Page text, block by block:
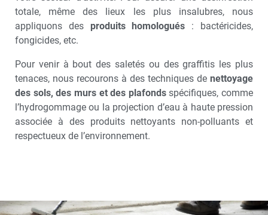
totale, même des lieux les plus insalubres, nous
appliquons des produits homologués : bactéricides,
fongicides, etc.
Pour venir à bout des saletés ou des graffitis les plus
tenaces, nous recourons à des techniques de nettoyage
des sols, des murs et des plafondsspécifiques, comme
l’hydrogommage ou la projection d’eau à haute pression
associée à des produits nettoyants non-polluants et
respectueux de l’environnement.